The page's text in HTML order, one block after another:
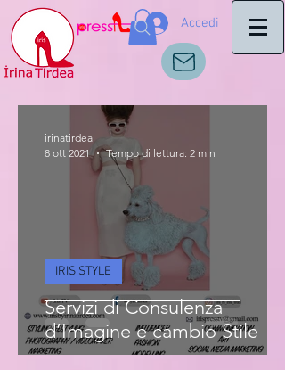
Accedi
Servizi di Consulenza
d’Imagine e cambio Stile
IRIS STYLE
irinatirdea
8 ott 2021
Tempo di lettura: 2 min